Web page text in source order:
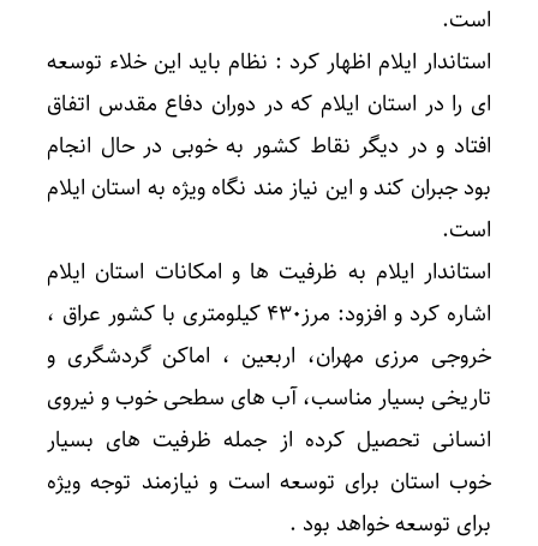
است.
استاندار ایلام اظهار کرد : نظام باید این خلاء توسعه
ای را در استان ایلام که در دوران دفاع مقدس اتفاق
افتاد و در دیگر نقاط کشور به خوبی در حال انجام
بود جبران کند و این نیاز مند نگاه ویژه به استان ایلام
است.
استاندار ایلام به ظرفیت ها و امکانات استان ایلام
اشاره کرد و افزود: مرز۴۳۰ کیلومتری با کشور عراق ،
خروجی مرزی مهران، اربعین ، اماکن گردشگری و
تاریخی بسیار مناسب، آب های سطحی خوب و نیروی
انسانی تحصیل کرده از جمله ظرفیت های بسیار
خوب استان برای توسعه است و نیازمند توجه ویژه
برای توسعه خواهد بود .